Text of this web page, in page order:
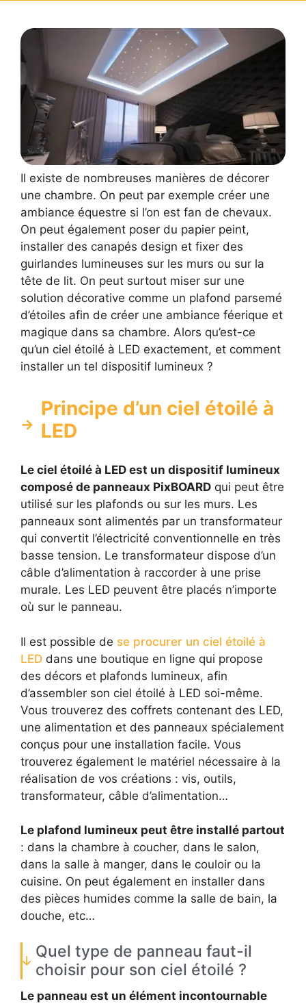
Il existe de nombreuses manières de décorer
une chambre. On peut par exemple créer une
ambiance équestre si l’on est fan de chevaux.
On peut également poser du papier peint,
installer des canapés design et fixer des
guirlandes lumineuses sur les murs ou sur la
tête de lit. On peut surtout miser sur une
solution décorative comme un plafond parsemé
d’étoiles afin de créer une ambiance féerique et
magique dans sa chambre. Alors qu’est-ce
qu’un ciel étoilé à LED exactement, et comment
installer un tel dispositif lumineux ?
Principe d’un ciel étoilé à
LED
Le ciel étoilé à LED est un dispositif lumineux
composé de panneaux PixBOARD qui peut être
utilisé sur les plafonds ou sur les murs. Les
panneaux sont alimentés par un transformateur
qui convertit l’électricité conventionnelle en très
basse tension. Le transformateur dispose d’un
câble d’alimentation à raccorder à une prise
murale. Les LED peuvent être placés n’importe
où sur le panneau.
Il est possible de se procurer un ciel étoilé à
LED dans une boutique en ligne qui propose
des décors et plafonds lumineux, afin
d’assembler son ciel étoilé à LED soi-même.
Vous trouverez des coffrets contenant des LED,
une alimentation et des panneaux spécialement
conçus pour une installation facile. Vous
trouverez également le matériel nécessaire à la
réalisation de vos créations : vis, outils,
transformateur, câble d’alimentation…
Le plafond lumineux peut être installé partout
: dans la chambre à coucher, dans le salon,
dans la salle à manger, dans le couloir ou la
cuisine. On peut également en installer dans
des pièces humides comme la salle de bain, la
douche, etc…
Quel type de panneau faut-il
choisir pour son ciel étoilé ?
Le panneau est un élément incontournable